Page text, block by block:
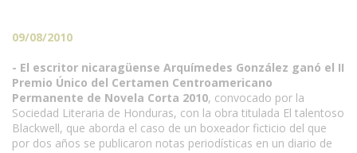
09/08/2010
- El escritor nicaragüense Arquímedes González ganó el II
Premio Único del Certamen Centroamericano
Permanente de Novela Corta 2010, convocado por la
Sociedad Literaria de Honduras, con la obra titulada El talentoso
Blackwell, que aborda el caso de un boxeador ficticio del que
por dos años se publicaron notas periodísticas en un diario de